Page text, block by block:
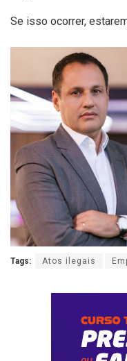
Se isso ocorrer,
Tags: Atos ilegais